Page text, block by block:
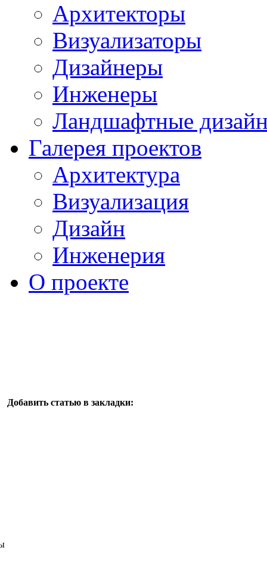
Архитекторы
Визуализаторы
Дизайнеры
Инженеры
Ландшафтные
Галерея проектов
Архитектура
Визуализация
Дизайн
Инженерия
О проекте
Добавить статью в закладки: